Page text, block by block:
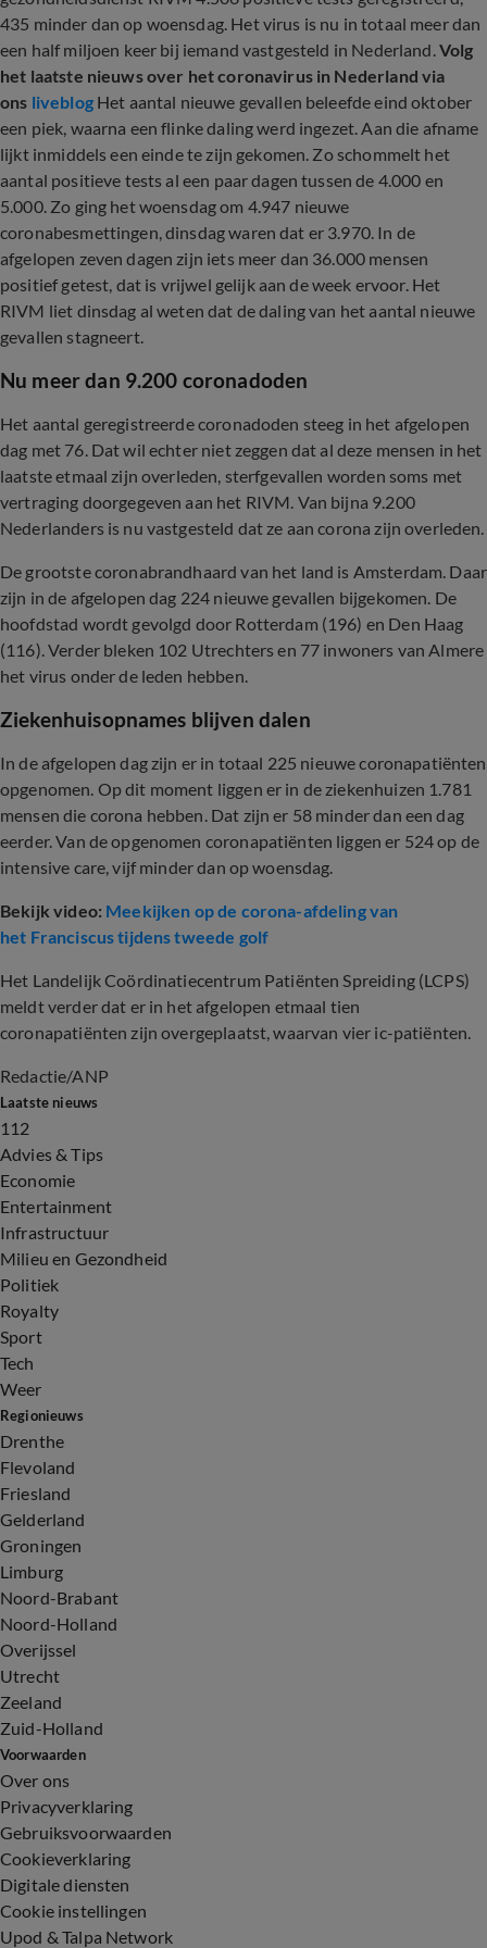
435 minder dan op woensdag. Het virus is nu in totaal meer dan
een half miljoen keer bij iemand vastgesteld in Nederland.Volg
het laatste nieuws over het coronavirus in Nederland via
ons liveblogHet aantal nieuwe gevallen beleefde eind oktober
een piek, waarna een flinke daling werd ingezet. Aan die afname
lijkt inmiddels een einde te zijn gekomen. Zo schommelt het
aantal positieve tests al een paar dagen tussen de 4.000 en
5.000. Zo ging het woensdag om 4.947 nieuwe
coronabesmettingen, dinsdag waren dat er 3.970. In de
afgelopen zeven dagen zijn iets meer dan 36.000 mensen
positief getest, dat is vrijwel gelijk aan de week ervoor. Het
RIVM liet dinsdag al weten dat de daling van het aantal nieuwe
gevallen stagneert.
Nu meer dan 9.200 coronadoden
Het aantal geregistreerde coronadoden steeg in het afgelopen
dag met 76. Dat wil echter niet zeggen dat al deze mensen in het
laatste etmaal zijn overleden, sterfgevallen worden soms met
vertraging doorgegeven aan het RIVM. Van bijna 9.200
Nederlanders is nu vastgesteld dat ze aan corona zijn overleden.
De grootste coronabrandhaard van het land is Amsterdam. Daar
zijn in de afgelopen dag 224 nieuwe gevallen bijgekomen. De
hoofdstad wordt gevolgd door Rotterdam (196) en Den Haag
(116). Verder bleken 102 Utrechters en 77 inwoners van Almere
het virus onder de leden hebben.
Ziekenhuisopnames blijven dalen
In de afgelopen dag zijn er in totaal 225 nieuwe coronapatiënten
opgenomen. Op dit moment liggen er in de ziekenhuizen 1.781
mensen die corona hebben. Dat zijn er 58 minder dan een dag
eerder. Van de opgenomen coronapatiënten liggen er 524 op de
intensive care, vijf minder dan op woensdag.
Bekijk video: Meekijken op de corona-afdeling van
het Franciscus tijdens tweede golf
Het Landelijk Coördinatiecentrum Patiënten Spreiding (LCPS)
meldt verder dat er in het afgelopen etmaal tien
coronapatiënten zijn overgeplaatst, waarvan vier ic-patiënten.
Redactie/ANP
Laatste nieuws
112
Advies & Tips
Economie
Entertainment
Infrastructuur
Milieu en Gezondheid
Politiek
Royalty
Sport
Tech
Weer
Regionieuws
Drenthe
Flevoland
Friesland
Gelderland
Groningen
Limburg
Noord-Brabant
Noord-Holland
Overijssel
Utrecht
Zeeland
Zuid-Holland
Voorwaarden
Over ons
Privacyverklaring
Gebruiksvoorwaarden
Cookieverklaring
Digitale diensten
Cookie instellingen
Upod & Talpa Network